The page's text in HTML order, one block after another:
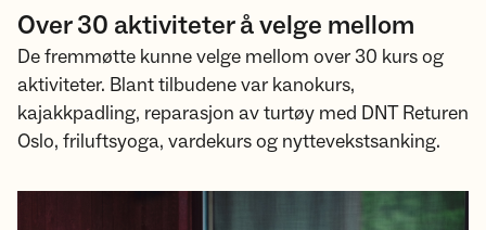
Over 30 aktiviteter å velge mellom
De fremmøtte kunne velge mellom over 30 kurs og
aktiviteter. Blant tilbudene var kanokurs,
kajakkpadling, reparasjon av turtøy med DNT Returen
Oslo, friluftsyoga, vardekurs og nyttevekstsanking.